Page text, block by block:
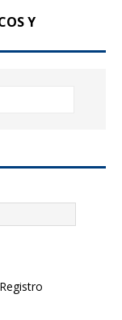
Y
Registro